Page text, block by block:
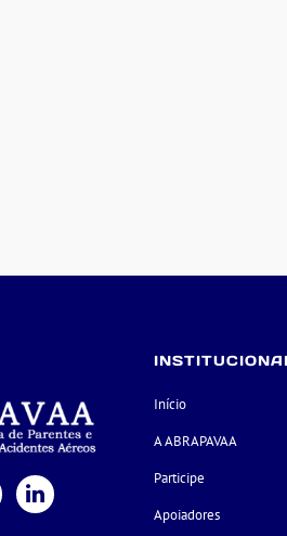
Início
A ABRAPAVAA
Participe
Apoiadores